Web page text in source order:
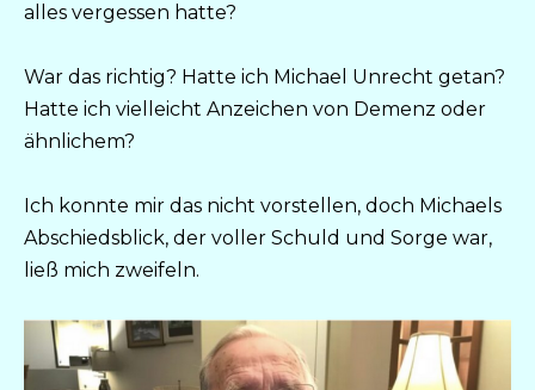
alles vergessen hatte?
War das richtig? Hatte ich Michael Unrecht getan?
Hatte ich vielleicht Anzeichen von Demenz oder
ähnlichem?
Ich konnte mir das nicht vorstellen, doch Michaels
Abschiedsblick, der voller Schuld und Sorge war,
ließ mich zweifeln.